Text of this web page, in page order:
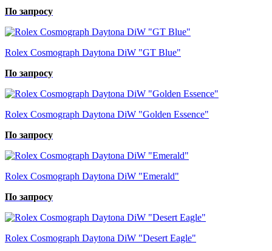
По запросу
Rolex Cosmograph Daytona DiW "GT Blue"
По запросу
Rolex Cosmograph Daytona DiW "Golden Essence"
По запросу
Rolex Cosmograph Daytona DiW "Emerald"
По запросу
Rolex Cosmograph Daytona DiW "Desert Eagle"